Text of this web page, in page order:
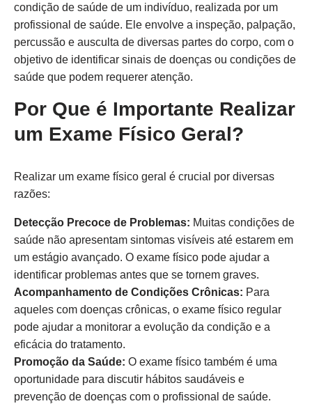
condição de saúde de um indivíduo, realizada por um
profissional de saúde. Ele envolve a inspeção, palpação,
percussão e ausculta de diversas partes do corpo, com o
objetivo de identificar sinais de doenças ou condições de
saúde que podem requerer atenção.
Por Que é Importante Realizar
um Exame Físico Geral?
Realizar um exame físico geral é crucial por diversas
razões:
Detecção Precoce de Problemas: Muitas condições de
saúde não apresentam sintomas visíveis até estarem em
um estágio avançado. O exame físico pode ajudar a
identificar problemas antes que se tornem graves.
Acompanhamento de Condições Crônicas: Para
aqueles com doenças crônicas, o exame físico regular
pode ajudar a monitorar a evolução da condição e a
eficácia do tratamento.
Promoção da Saúde: O exame físico também é uma
oportunidade para discutir hábitos saudáveis e
prevenção de doenças com o profissional de saúde.